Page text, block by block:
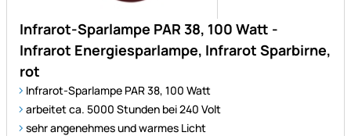
Infrarot-Sparlampe PAR 38, 100 Watt -
Infrarot Energiesparlampe, Infrarot Sparbirne,
rot
Infrarot-Sparlampe PAR 38, 100 Watt
arbeitet ca. 5000 Stunden bei 240 Volt
sehr angenehmes und warmes Licht